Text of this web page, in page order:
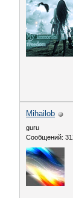
Mihailob
guru
Сообщений: